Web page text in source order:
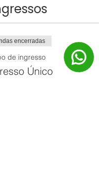
encerradas
de ingresso
Único